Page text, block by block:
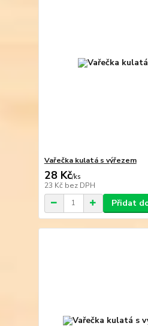
Vařečka kulatá s výřezem
28 Kč/ks
23 Kč bez DPH
Přidat